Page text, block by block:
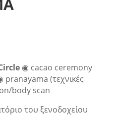
◉ cacao ceremony
(τεχνικές
body scan
του ξενοδοχείου